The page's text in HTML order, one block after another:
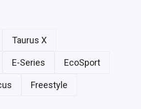
Taurus X
E-Series EcoSport
Freestyle